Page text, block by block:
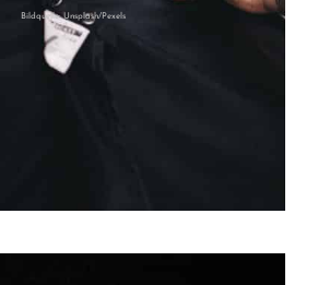
Bildquelle: Unsplash/Pexels